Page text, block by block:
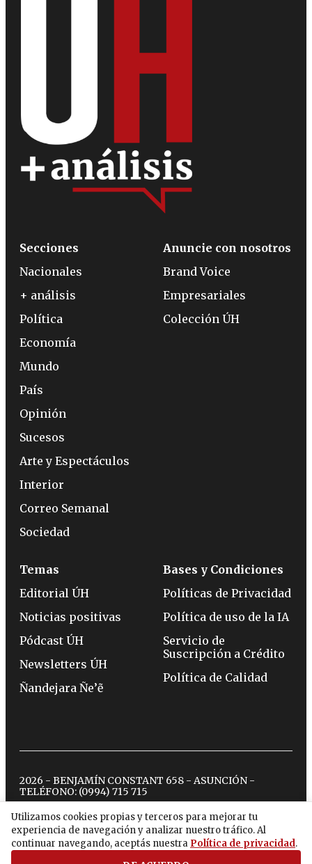
Utilizamos cookies propias y terceros para mejorar tu
experiencia de navegación y analizar nuestro tráfico. Al
continuar navegando, aceptás nuestra Política de privacidad.
Secciones
Nacionales
+ análisis
Política
Economía
Mundo
País
Opinión
Sucesos
Arte y Espectáculos
Interior
Correo Semanal
Sociedad
Anuncie con nosotros
Brand Voice
Empresariales
Colección ÚH
Temas
Editorial ÚH
Noticias positivas
Pódcast ÚH
Newsletters ÚH
Ñandejara Ñe’ẽ
Bases y Condiciones
Políticas de Privacidad
Política de uso de la IA
Servicio de
Suscripción a Crédito
Política de Calidad
2026 - BENJAMÍN CONSTANT 658 - ASUNCIÓN -
TELÉFONO: (0994) 715 715
twitterinstagram
facebook
tiktokyoutubespotify